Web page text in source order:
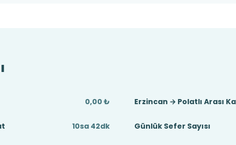
0,00 ₺ Erzincan → Polatlı Arası
10sa 42dk Günlük Sefer Sayısı